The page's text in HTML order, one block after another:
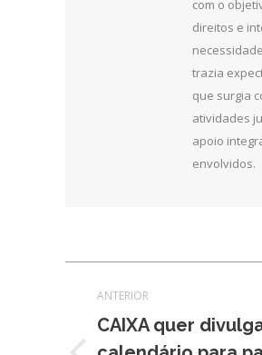
com o
direitos e
trazia
que surgia
atividades
apoio
envolvidos.
de
ANTERIOR
CAIXA quer